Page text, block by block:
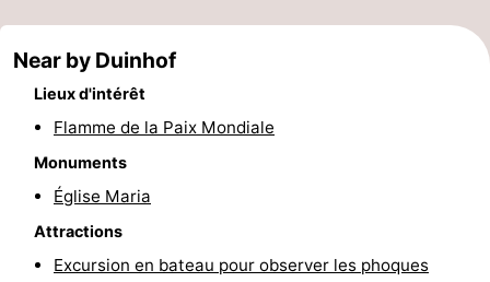
minutes
Plages
Lieux
d'intérêt
Musées
Near by Duinhof
Lieux d'intérêt
Flamme de la Paix Mondiale
Monuments
Église Maria
Attractions
Excursion en bateau pour observer les phoques